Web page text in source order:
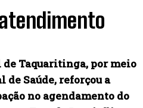
Taquaritinga, por meio
Saúde, reforçou a
no agendamento do